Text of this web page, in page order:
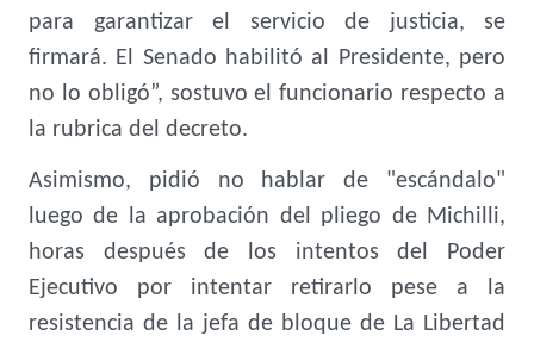
para garantizar el servicio de justicia, se
firmará. El Senado habilitó al Presidente, pero
no lo obligó”, sostuvo el funcionario respecto a
la rubrica del decreto.
Asimismo, pidió no hablar de "escándalo"
luego de la aprobación del pliego de Michilli,
horas después de los intentos del Poder
Ejecutivo por intentar retirarlo pese a la
resistencia de la jefa de bloque de La Libertad